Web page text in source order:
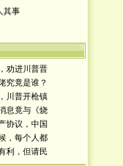
劝进川普晋
究竟是谁？
川普开枪镇
息竟与《烧
协议，中国
，每个人都
利，但请民